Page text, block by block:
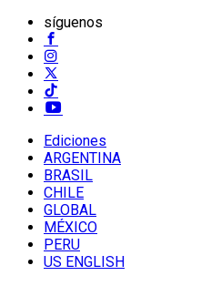
síguenos
Ediciones
ARGENTINA
BRASIL
CHILE
GLOBAL
MÉXICO
PERU
US ENGLISH